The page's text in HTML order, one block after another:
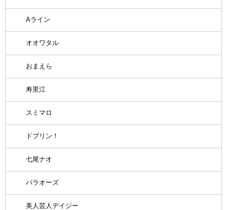
Aライン
オオワタル
おまえら
寿里江
スミマロ
ドブリン！
七尾ナオ
パラオーズ
美人芸人デイジー